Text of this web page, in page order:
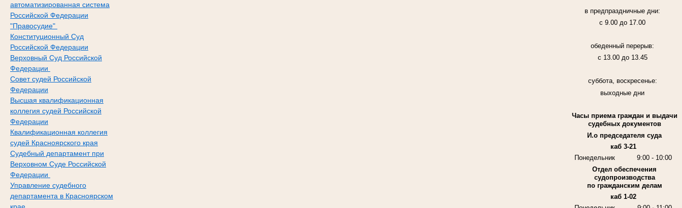
автоматизированная система
Российской Федерации
"Правосудие"
Конституционный Суд
Российской Федерации
Верховный Суд Российской
Федерации
Совет судей Российской
Федерации
Высшая квалификационная
коллегия судей Российской
Федерации
Квалификационная коллегия
судей Красноярского края
Судебный департамент при
Верховном Суде Российской
Федерации
Управление судебного
департамента в Красноярском
в предпраздничные дни:
с 9.00 до 17.00
обеденный перерыв:
с 13.00 до 13.45
суббота, воскресенье:
выходные дни
Часы приема граждан и выдачи
судебных документов
И.о председателя суда
каб 3-21
Понедельник
9:00 - 10:00
Отдел обеспечения
судопроизводства
по гражданским делам
каб 1-02